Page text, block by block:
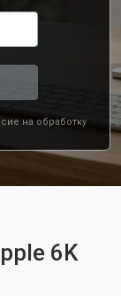
на обработку
6K